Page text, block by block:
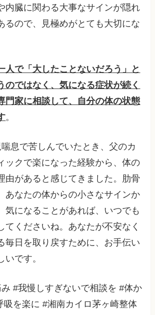
内臓に関わる大事なサインが隠れ
るので、見極めがとても大切にな
人で「大したことないだろう」と
のではなく、気になる症状が続く
門家に相談して、自分の体の状態
。
息で苦しんでいたとき、父のカ
ックで楽になった経験から、体の
由があると感じてきました。肋骨
あなたの体からの小さなサインか
気になることがあれば、いつでも
てくださいね。あなたが不安なく
毎日を取り戻すために、お手伝い
いです。
#我慢しすぎないで相談を #体か
吸を楽に #湘南カイロ茅ヶ崎整体